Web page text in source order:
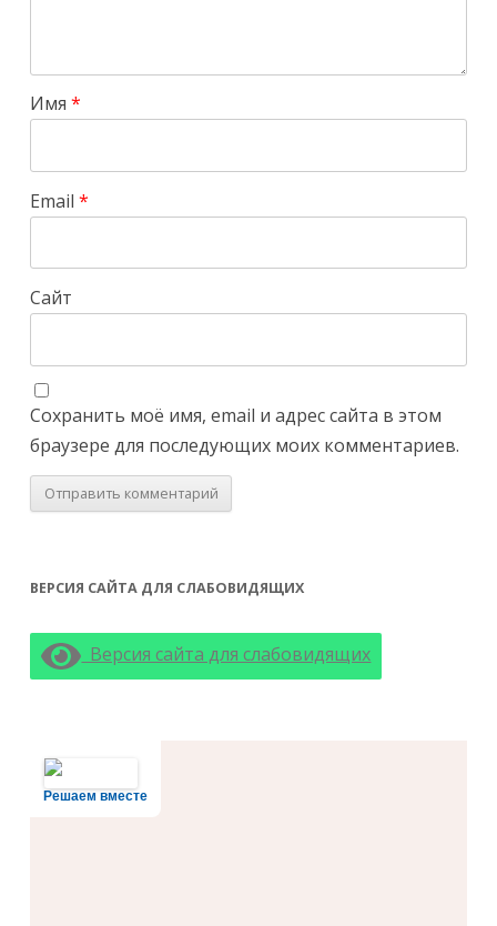
Имя*
Email*
Сайт
Сохранить моё имя, email и адрес сайта в этом
браузере для последующих моих комментариев.
ВЕРСИЯ САЙТА ДЛЯ СЛАБОВИДЯЩИХ
Версия сайта для слабовидящих
Решаем вместе